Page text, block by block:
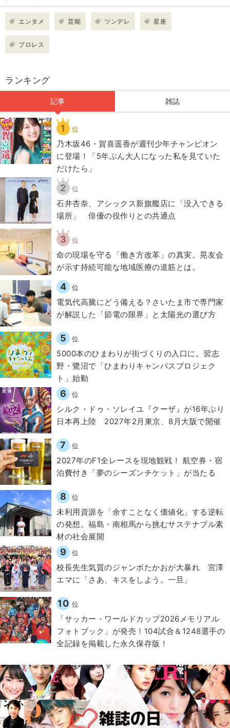
エンタメ 芸能 ツンデレ 星座
プロレス
ランキング
記事 雑誌
1 位
乃木坂46・賀喜遥香が週刊少年チャンピオン
に登場！「5年ぶん大人になった私を見ていた
だけたら」
2 位
石井杏奈、アシックス新旗艦店に「没入できる
場所」 俳優の役作りとの共通点
3 位
​命の現場を守る「働き方改革」の真実。晃友会
が示す持続可能な地域医療の道筋とは。
4 位
電気代高騰にどう備える？さいたま市で専門家
が解説した「節電の限界」と太陽光の選び方
5 位
5000本のひまわりが街づくりの入口に。習志
野・鷺沼で「ひまわりキャンパスプロジェク
ト」始動
6 位
シルク・ドゥ・ソレイユ『クーザ』が16年ぶり
日本再上陸 2027年2月東京、8月大阪で開催
7 位
2027年のF1全レースを現地観戦！ 航空券・宿
泊費付き「夢のシーズンチケット」が当たる
8 位
​​未利用資源を「余すことなく価値化」する逆転
の発想。福島・南相馬から挑むサステナブル素
材の社会展開​
9 位
校長先生気質のジャンボたかおが大暴れ 宮澤
エマに「さあ、キスをしよう。一旦」
10 位
「サッカー・ワールドカップ2026メモリアル
フォトブック」が発売！104試合＆1248選手の
全記録を掲載した永久保存版！